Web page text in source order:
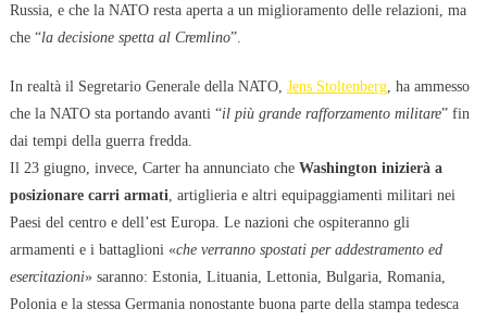
Russia, e che la NATO resta aperta a un miglioramento delle relazioni, ma
che “la decisione spetta al Cremlino”.
In realtà il Segretario Generale della NATO, Jens Stoltenberg, ha ammesso
che la NATO sta portando avanti “il più grande rafforzamento militare” fin
dai tempi della guerra fredda.
Il 23 giugno, invece, Carter ha annunciato che Washington inizierà a
posizionare carri armati , artiglieria e altri equipaggiamenti militari nei
Paesi del centro e dell’est Europa. Le nazioni che ospiteranno gli
armamenti e i battaglioni «che verranno spostati per addestramento ed
esercitazioni» saranno: Estonia, Lituania, Lettonia, Bulgaria, Romania,
Polonia e la stessa Germania nonostante buona parte della stampa tedesca